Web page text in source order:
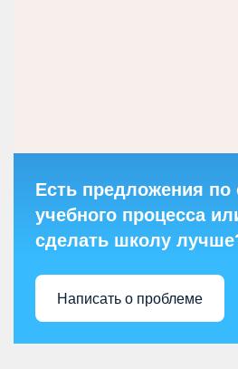
Есть предложения по
учебного процесса
сделать школу
Написать о проблеме